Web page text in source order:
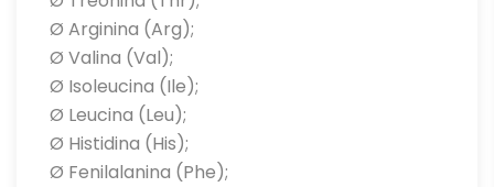
Ø Arginina (Arg);
Ø Valina (Val);
Ø Isoleucina (Ile);
Ø Leucina (Leu);
Ø Histidina (His);
Ø Fenilalanina (Phe);